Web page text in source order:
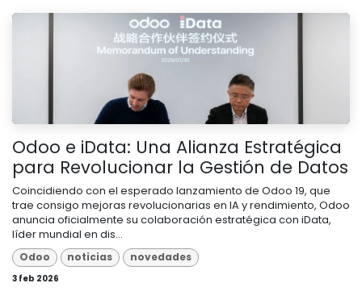
Odoo e iData: Una Alianza Estratégica
para Revolucionar la Gestión de Datos
Coincidiendo con el esperado lanzamiento de Odoo 19, que
trae consigo mejoras revolucionarias en IA y rendimiento, Odoo
anuncia oficialmente su colaboración estratégica con iData,
líder mundial en dis...
Odoo noticias novedades
3 feb 2026